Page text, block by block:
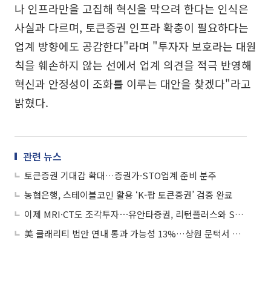
나 인프라만을 고집해 혁신을 막으려 한다는 인식은
사실과 다르며, 토큰증권 인프라 확충이 필요하다는
업계 방향에도 공감한다"라며 "투자자 보호라는 대원
칙을 훼손하지 않는 선에서 업계 의견을 적극 반영해
혁신과 안정성이 조화를 이루는 대안을 찾겠다"라고
밝혔다.
관련 뉴스
토큰증권 기대감 확대…증권가·STO업계 준비 분주
농협은행, 스테이블코인 활용 ‘K-팝 토큰증권’ 검증 완료
이제 MRI·CT도 조각투자⋯유안타증권, 리턴플러스와 STO 업무협약 체결
美 클래리티 법안 연내 통과 가능성 13%…상원 문턱서 제동